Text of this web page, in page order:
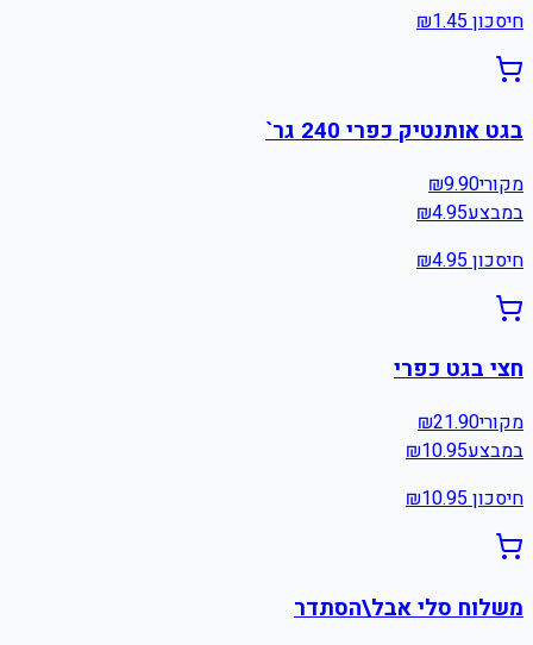
חיסכון ₪1.45
בגט אותנטיק כפרי 240 גר`
מקורי ₪9.90
במבצע
₪4.95
חיסכון ₪4.95
חצי בגט כפרי
מקורי ₪21.90
במבצע
₪10.95
חיסכון ₪10.95
משלוח סלי אבל\הסתדר